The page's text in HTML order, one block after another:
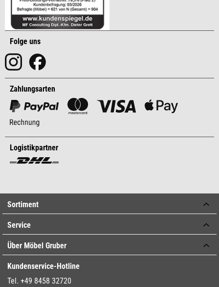
Folge uns
Zahlungsarten
Logistikpartner
Sortiment
Service
Über Möbel Gruber
Kundenservice-Hotline
Tel. +49 8458 32720